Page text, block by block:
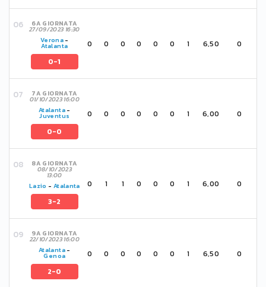
6A GIORNATA
27/09/2023 16:30
Verona -
Atalanta
0-1
0 0 0 0 0 0 1 6,50 0
7A GIORNATA
01/10/2023 16:00
Atalanta-
Juventus
0-0
0 0 0 0 0 0 1 6,00 0
8A GIORNATA
08/10/2023
13:00
Lazio - Atalanta
3-2
0 1 1 0 0 0 1 6,00 0
9A GIORNATA
22/10/2023 16:00
Atalanta-
Genoa
2-0
0 0 0 0 0 0 1 6,50 0